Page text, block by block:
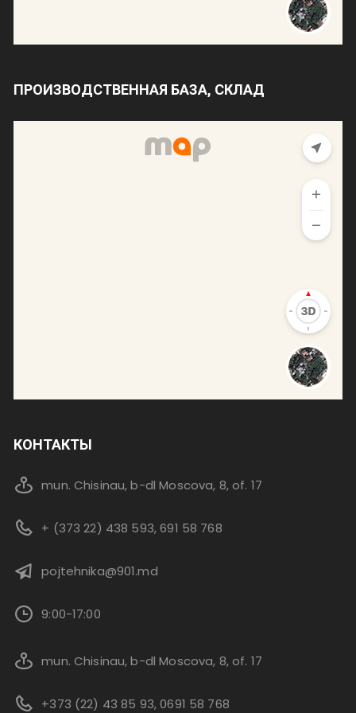
ПРОИЗВОДСТВЕННАЯ БАЗА, СКЛАД
КОНТАКТЫ
mun. Chisinau, b-dl Moscova, 8, of. 17
+ (373 22) 438 593, 691 58 768
pojtehnika@901.md
9:00-17:00
mun. Chisinau, b-dl Moscova, 8, of. 17
+373 (22) 43 85 93, 0691 58 768